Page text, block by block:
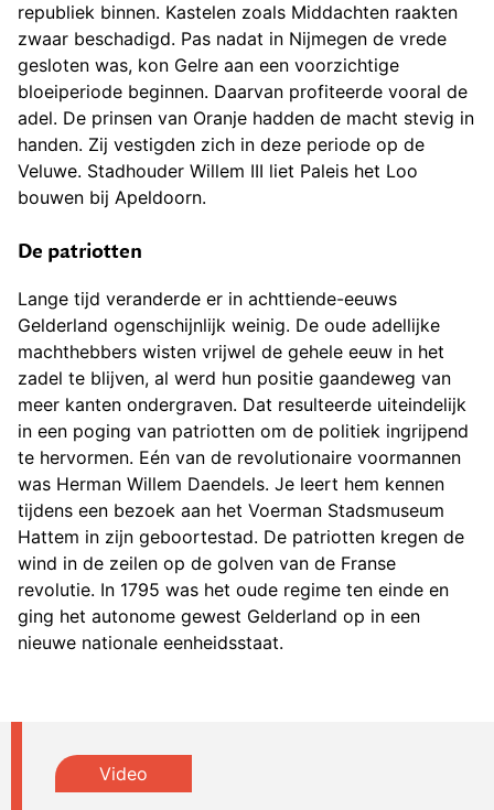
republiek binnen. Kastelen zoals Middachten raakten
zwaar beschadigd. Pas nadat in Nijmegen de vrede
gesloten was, kon Gelre aan een voorzichtige
bloeiperiode beginnen. Daarvan profiteerde vooral de
adel. De prinsen van Oranje hadden de macht stevig in
handen. Zij vestigden zich in deze periode op de
Veluwe. Stadhouder Willem III liet Paleis het Loo
bouwen bij Apeldoorn.
De patriotten
Lange tijd veranderde er in achttiende-eeuws
Gelderland ogenschijnlijk weinig. De oude adellijke
machthebbers wisten vrijwel de gehele eeuw in het
zadel te blijven, al werd hun positie gaandeweg van
meer kanten ondergraven. Dat resulteerde uiteindelijk
in een poging van patriotten om de politiek ingrijpend
te hervormen. Eén van de revolutionaire voormannen
was Herman Willem Daendels. Je leert hem kennen
tijdens een bezoek aan het Voerman Stadsmuseum
Hattem in zijn geboortestad. De patriotten kregen de
wind in de zeilen op de golven van de Franse
revolutie. In 1795 was het oude regime ten einde en
ging het autonome gewest Gelderland op in een
nieuwe nationale eenheidsstaat.